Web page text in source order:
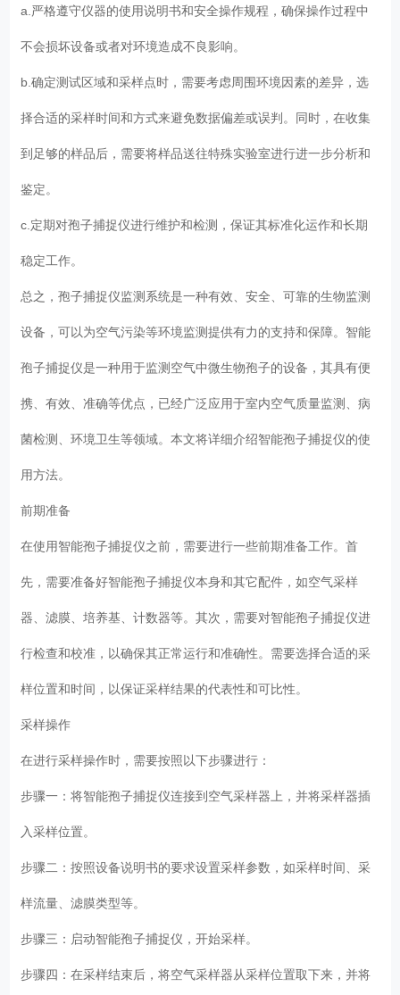
a.严格遵守仪器的使用说明书和安全操作规程，确保操作过程中
不会损坏设备或者对环境造成不良影响。
b.确定测试区域和采样点时，需要考虑周围环境因素的差异，选
择合适的采样时间和方式来避免数据偏差或误判。同时，在收集
到足够的样品后，需要将样品送往特殊实验室进行进一步分析和
鉴定。
c.定期对孢子捕捉仪进行维护和检测，保证其标准化运作和长期
稳定工作。
总之，孢子捕捉仪监测系统是一种有效、安全、可靠的生物监测
设备，可以为空气污染等环境监测提供有力的支持和保障。智能
孢子捕捉仪是一种用于监测空气中微生物孢子的设备，其具有便
携、有效、准确等优点，已经广泛应用于室内空气质量监测、病
菌检测、环境卫生等领域。本文将详细介绍智能孢子捕捉仪的使
用方法。
前期准备
在使用智能孢子捕捉仪之前，需要进行一些前期准备工作。首
先，需要准备好智能孢子捕捉仪本身和其它配件，如空气采样
器、滤膜、培养基、计数器等。其次，需要对智能孢子捕捉仪进
行检查和校准，以确保其正常运行和准确性。需要选择合适的采
样位置和时间，以保证采样结果的代表性和可比性。
采样操作
在进行采样操作时，需要按照以下步骤进行：
步骤一：将智能孢子捕捉仪连接到空气采样器上，并将采样器插
入采样位置。
步骤二：按照设备说明书的要求设置采样参数，如采样时间、采
样流量、滤膜类型等。
步骤三：启动智能孢子捕捉仪，开始采样。
步骤四：在采样结束后，将空气采样器从采样位置取下来，并将